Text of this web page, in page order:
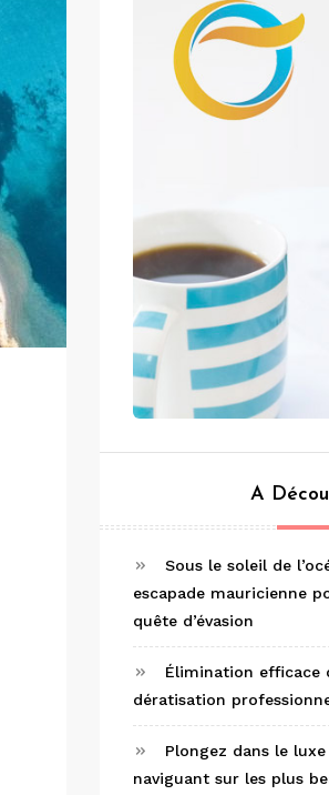
A
Sous le soleil de
escapade mauricienne
quête d’évasion
Élimination efficace
dératisation
Plongez dans le
naviguant sur les plus